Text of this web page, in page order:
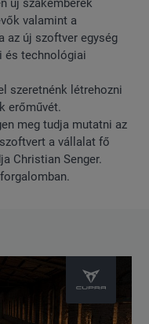
új szakemberek
valamint a
az új szoftver egység
és technológiai
szeretnénk létrehozni
erőművét.
meg tudja mutatni az
a vállalat fő
Christian Senger.